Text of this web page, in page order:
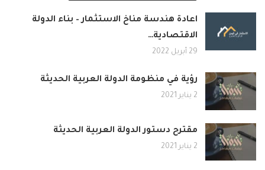
اعادة هندسة مناخ الاستثمار – بناء الدولة
الاقتصادية…
29 أبريل 2022
رؤية في منظومة الدولة العربية الحديثة
2 يناير 2021
مقترح دستور الدولة العربية الحديثة
2 يناير 2021